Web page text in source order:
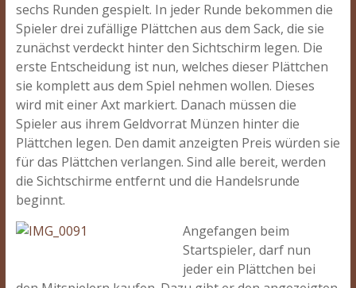
sechs Runden gespielt. In jeder Runde bekommen die
Spieler drei zufällige Plättchen aus dem Sack, die sie
zunächst verdeckt hinter den Sichtschirm legen. Die
erste Entscheidung ist nun, welches dieser Plättchen
sie komplett aus dem Spiel nehmen wollen. Dieses
wird mit einer Axt markiert. Danach müssen die
Spieler aus ihrem Geldvorrat Münzen hinter die
Plättchen legen. Den damit anzeigten Preis würden sie
für das Plättchen verlangen. Sind alle bereit, werden
die Sichtschirme entfernt und die Handelsrunde
beginnt.
Angefangen beim
Startspieler, darf nun
jeder ein Plättchen bei